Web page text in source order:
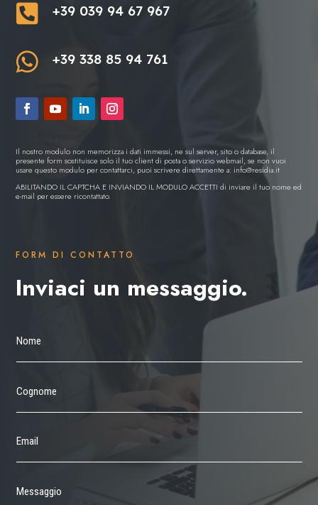
 +39 039 94 67 967
 +39 338 85 94 761
Il nostro modulo non memorizza i dati immessi, ne sul server, sito o database, il
presente form sostituisce solo il tuo client di posta o servizio webmail, se non vuoi
usare questo modulo per contattarci, puoi scrivere direttamente a: info@residia.it
ABILITANDO IL CAPTCHA E INVIANDO IL MODULO ACCETTI di inviare il tuo nome ed
e-mail per essere ricontattato.
FORM DI CONTATTO
Inviaci un messaggio.